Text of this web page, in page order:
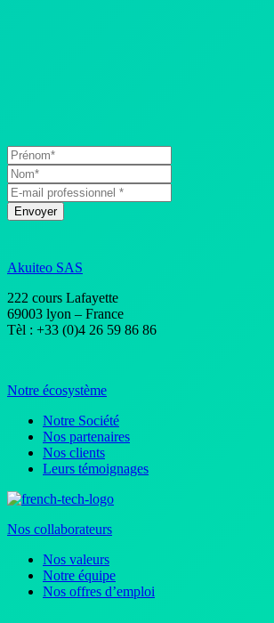
Akuiteo SAS
222 cours Lafayette
69003 lyon – France
Tèl : +33 (0)4 26 59 86 86
Notre écosystème
Notre Société
Nos partenaires
Nos clients
Leurs témoignages
Nos collaborateurs
Nos valeurs
Notre équipe
Nos offres d’emploi